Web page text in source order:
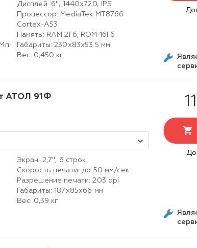
Дисплей: 6", 1440x720, IPS
Процессор: MediaTek MT8766
Cortex-A53
Память: RAM 2Гб, ROM 16Гб
Габариты: 230х83х53.5 мм
Вес: 0,450 кг
АТОЛ 91Ф
Экран: 2,7", 6 строк
Скорость печати: до 50 мм/сек
Разрешение печати: 203 dpi
Габариты: 187х85х66 мм
Вес: 0,39 кг